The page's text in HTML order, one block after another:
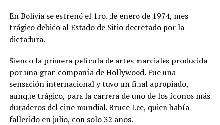
En Bolivia se estrenó el 1ro. de enero de 1974, mes
trágico debido al Estado de Sitio decretado por la
dictadura.
Siendo la primera película de artes marciales producida
por una gran compañía de Hollywood. Fue una
sensación internacional y tuvo un final apropiado,
aunque trágico, para la carrera de uno de los íconos más
duraderos del cine mundial. Bruce Lee, quien había
fallecido en julio, con solo 32 años.